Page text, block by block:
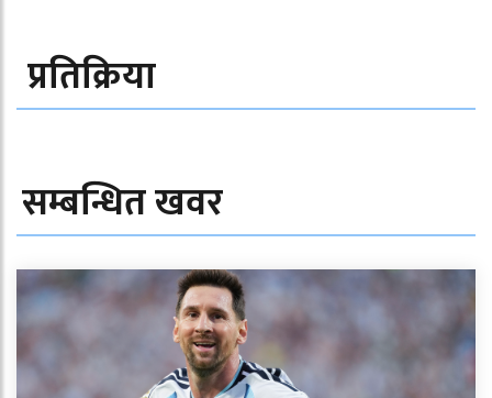
प्रतिक्रिया
सम्बन्धित खवर